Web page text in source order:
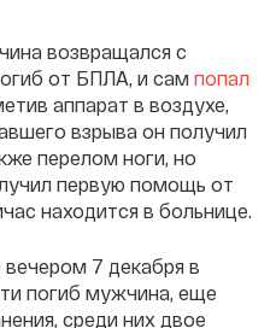
возвращался с
от БПЛА, и сам попал
аппарат в воздухе,
взрыва он получил
перелом ноги, но
первую помощь от
находится в больнице.
вечером 7 декабря в
погиб мужчина, еще
среди них двое